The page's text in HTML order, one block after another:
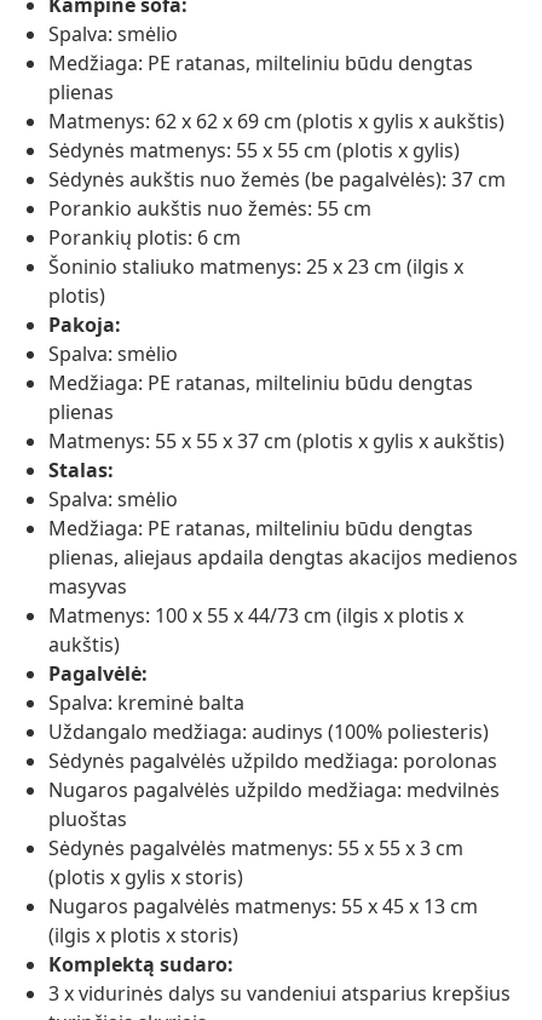
Spalva: smėlio
Medžiaga: PE ratanas, milteliniu būdu dengtas
plienas
Matmenys: 62 x 62 x 69 cm (plotis x gylis x aukštis)
Sėdynės matmenys: 55 x 55 cm (plotis x gylis)
Sėdynės aukštis nuo žemės (be pagalvėlės): 37 cm
Porankio aukštis nuo žemės: 55 cm
Porankių plotis: 6 cm
Šoninio staliuko matmenys: 25 x 23 cm (ilgis x
plotis)
Pakoja:
Spalva: smėlio
Medžiaga: PE ratanas, milteliniu būdu dengtas
plienas
Matmenys: 55 x 55 x 37 cm (plotis x gylis x aukštis)
Stalas:
Spalva: smėlio
Medžiaga: PE ratanas, milteliniu būdu dengtas
plienas, aliejaus apdaila dengtas akacijos medienos
masyvas
Matmenys: 100 x 55 x 44/73 cm (ilgis x plotis x
aukštis)
Pagalvėlė:
Spalva: kreminė balta
Uždangalo medžiaga: audinys (100% poliesteris)
Sėdynės pagalvėlės užpildo medžiaga: porolonas
Nugaros pagalvėlės užpildo medžiaga: medvilnės
pluoštas
Sėdynės pagalvėlės matmenys: 55 x 55 x 3 cm
(plotis x gylis x storis)
Nugaros pagalvėlės matmenys: 55 x 45 x 13 cm
(ilgis x plotis x storis)
Komplektą sudaro:
3 x vidurinės dalys su vandeniui atsparius krepšius